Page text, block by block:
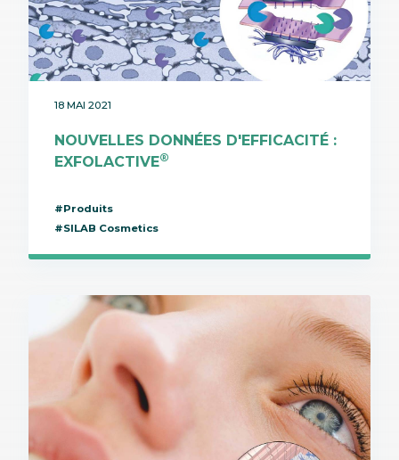
18 MAI 2021
NOUVELLES DONNÉES D'EFFICACITÉ :
EXFOLACTIVE®
#Produits
#SILAB Cosmetics